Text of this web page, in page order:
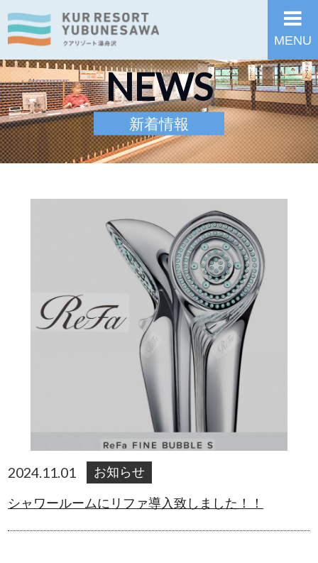
MENU
NEWS
新着情報
2024.11.01 お知らせ
シャワールームにリファ導入致しました！！